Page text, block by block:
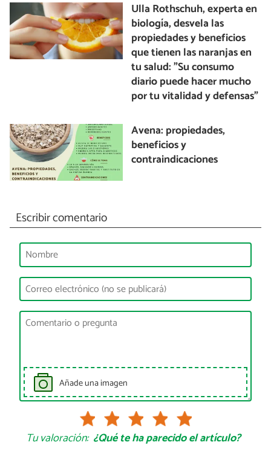
Ulla Rothschuh, experta en
biología, desvela las
propiedades y beneficios
que tienen las naranjas en
tu salud: "Su consumo
diario puede hacer mucho
por tu vitalidad y defensas"
Avena: propiedades,
beneficios y
contraindicaciones
Escribir comentario
Añade una imagen
Tu valoración: ¿Qué te ha parecido el artículo?